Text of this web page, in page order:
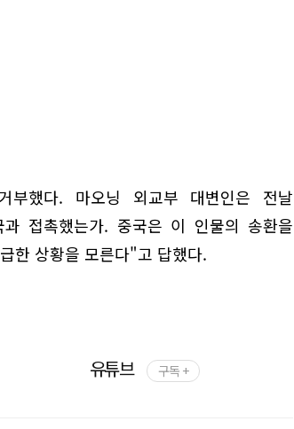
했다. 마오닝 외교부 대변인은 전날
접촉했는가. 중국은 이 인물의 송환을
한 상황을 모른다"고 답했다.
유튜브 구독 +